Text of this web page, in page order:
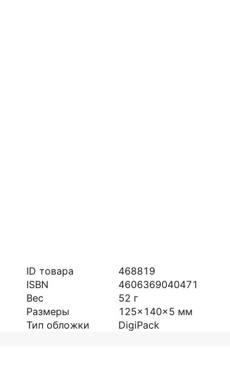
ID товара
468819
ISBN
4606369040471
Вес
52 г
Размеры
125x140x5 мм
Тип обложки
DigiPaсk